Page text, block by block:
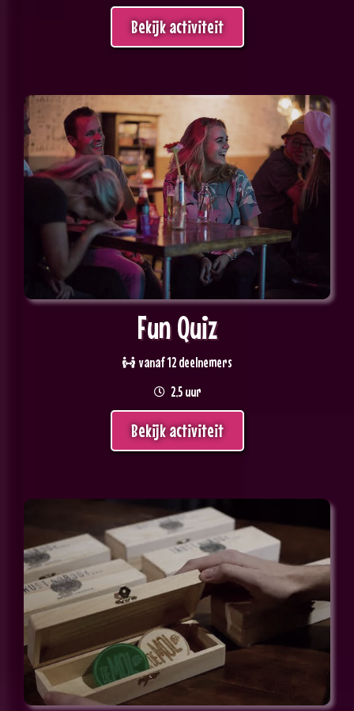
Bekijk activiteit
Fun Quiz
vanaf 12 deelnemers
2,5 uur
Bekijk activiteit